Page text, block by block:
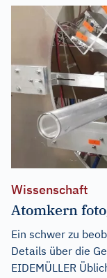
Wissenschaft
Atomkern
Ein schwer zu
Details über die
EIDEMÜLLER